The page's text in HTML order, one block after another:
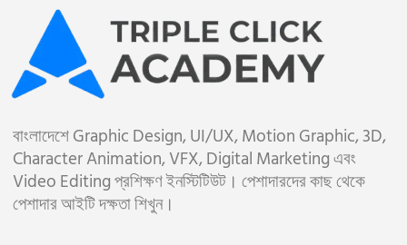
বাংলাদেশে Graphic Design, UI/UX, Motion Graphic, 3D,
Character Animation, VFX, Digital Marketing এবং
Video Editing প্রশিক্ষণ ইনস্টিটিউট। পেশাদারদের কাছ থেকে
পেশাদার আইটি দক্ষতা শিখুন।